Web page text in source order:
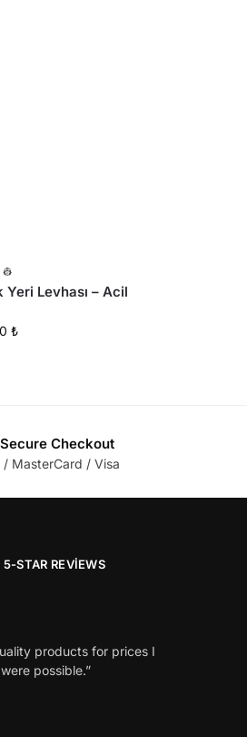
Levhası – Acil
₺
Checkout
/ MasterCard / Visa
STAR REVIEWS
products for prices I
possible.”